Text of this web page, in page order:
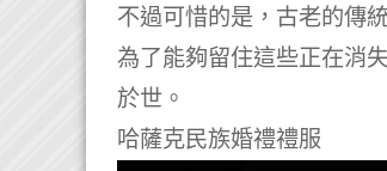
不過可惜的是，古老的傳
為了能夠留住這些正在消
於世。
哈薩克民族婚禮禮服